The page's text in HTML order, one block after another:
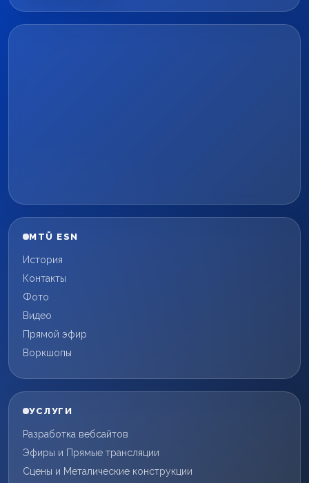
MTÜ ESN
История
Контакты
Фото
Видео
Прямой эфир
Воркшопы
УСЛУГИ
Разработка вебсайтов
Эфиры и Прямые трансляции
Сцены и Металические конструкции